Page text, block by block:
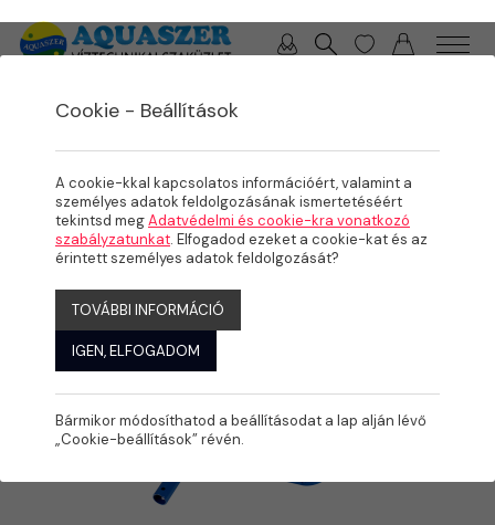
Cookie - Beállítások
A cookie-kkal kapcsolatos információért, valamint a
személyes adatok feldolgozásának ismertetéséért
tekintsd megAdatvédelmi és cookie-kra vonatkozó
szabályzatunkat. Elfogadod ezeket a cookie-kat és az
érintett személyes adatok feldolgozását?
TOVÁBBI INFORMÁCIÓ
IGEN, ELFOGADOM
Bármikor módosíthatod a beállításodat a lap alján lévő
„Cookie-beállítások” révén.